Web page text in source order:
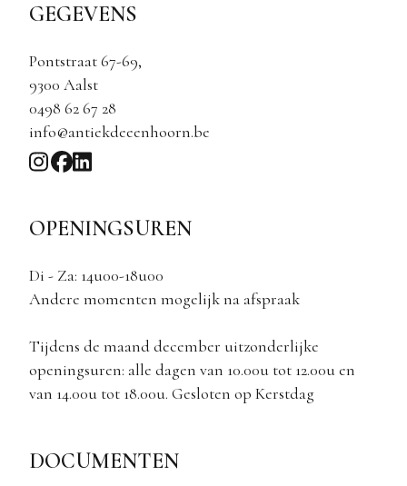
GEGEVENS
Pontstraat 67-69,
9300 Aalst
0498 62 67 28
info@antiekdeeenhoorn.be
OPENINGSUREN
Di - Za: 14u00-18u00
Andere momenten mogelijk na afspraak
Tijdens de maand december uitzonderlijke
openingsuren: alle dagen van 10.00u tot 12.00u en
van 14.00u tot 18.00u. Gesloten op Kerstdag
DOCUMENTEN